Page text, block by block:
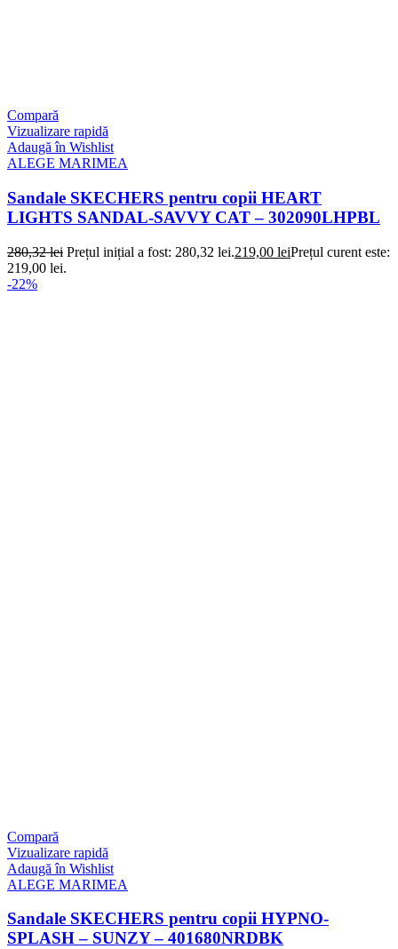
Compară
Vizualizare rapidă
Adaugă în Wishlist
ALEGE MARIMEA
Sandale SKECHERS pentru copii HEART
LIGHTS SANDAL-SAVVY CAT – 302090LHPBL
280,32lei Prețul inițial a fost: 280,32 lei.219,00 leiPrețul curent este:
219,00 lei.
-22%
Compară
Vizualizare rapidă
Adaugă în Wishlist
ALEGE MARIMEA
Sandale SKECHERS pentru copii HYPNO-
SPLASH – SUNZY – 401680NRDBK